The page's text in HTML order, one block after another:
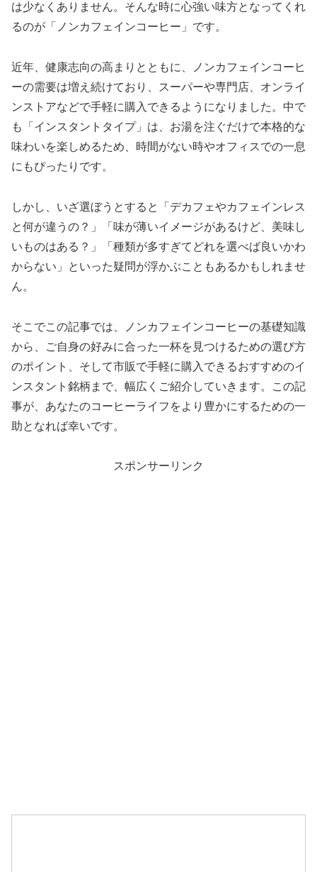
は少なくありません。そんな時に心強い味方となってくれ
るのが「ノンカフェインコーヒー」です。
近年、健康志向の高まりとともに、ノンカフェインコーヒ
ーの需要は増え続けており、スーパーや専門店、オンライ
ンストアなどで手軽に購入できるようになりました。中で
も「インスタントタイプ」は、お湯を注ぐだけで本格的な
味わいを楽しめるため、時間がない時やオフィスでの一息
にもぴったりです。
しかし、いざ選ぼうとすると「デカフェやカフェインレス
と何が違うの？」「味が薄いイメージがあるけど、美味し
いものはある？」「種類が多すぎてどれを選べば良いかわ
からない」といった疑問が浮かぶこともあるかもしれませ
ん。
そこでこの記事では、ノンカフェインコーヒーの基礎知識
から、ご自身の好みに合った一杯を見つけるための選び方
のポイント、そして市販で手軽に購入できるおすすめのイ
ンスタント銘柄まで、幅広くご紹介していきます。この記
事が、あなたのコーヒーライフをより豊かにするための一
助となれば幸いです。
スポンサーリンク